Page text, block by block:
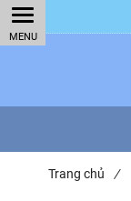
Trang chủ /